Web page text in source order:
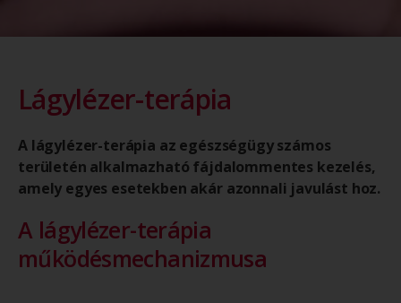
Lágylézer-terápia
A lágylézer-terápia az egészségügy számos
területén alkalmazható fájdalommentes kezelés,
amely egyes esetekben akár azonnali javulást hoz.
A lágylézer-terápia
működésmechanizmusa